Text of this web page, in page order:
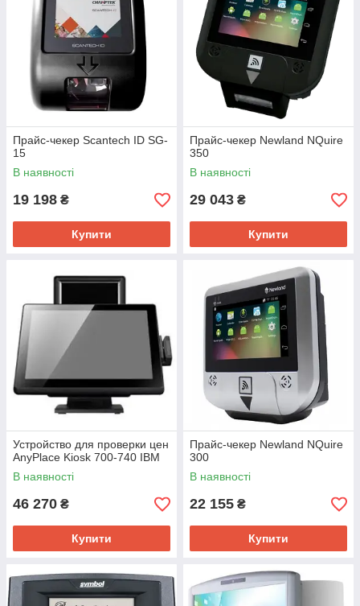
Прайс-чекер Scantech ID SG-
15
В наявності
19 198 ₴
Купити
Прайс-чекер Newland NQuire
350
В наявності
29 043 ₴
Купити
Устройство для проверки цен
AnyPlace Kiosk 700-740 IBM
В наявності
46 270 ₴
Купити
Прайс-чекер Newland NQuire
300
В наявності
22 155 ₴
Купити